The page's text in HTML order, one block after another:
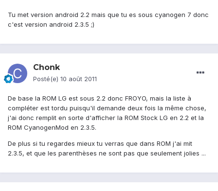
Tu met version android 2.2 mais que tu es sous cyanogen 7 donc
c'est version android 2.3.5 ;)
Chonk
Posté(e) 10 août 2011
De base la ROM LG est sous 2.2 donc FROYO, mais la liste à
compléter est tordu puisqu'il demande deux fois la même chose,
j'ai donc remplit en sorte d'afficher la ROM Stock LG en 2.2 et la
ROM CyanogenMod en 2.3.5.
De plus si tu regardes mieux tu verras que dans ROM j'ai mit
2.3.5, et que les parenthèses ne sont pas que seulement jolies ...